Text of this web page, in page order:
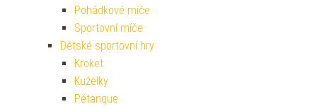
Pohádkové míče
Sportovní míče
Dětské sportovní hry
Kroket
Kuželky
Pétanque